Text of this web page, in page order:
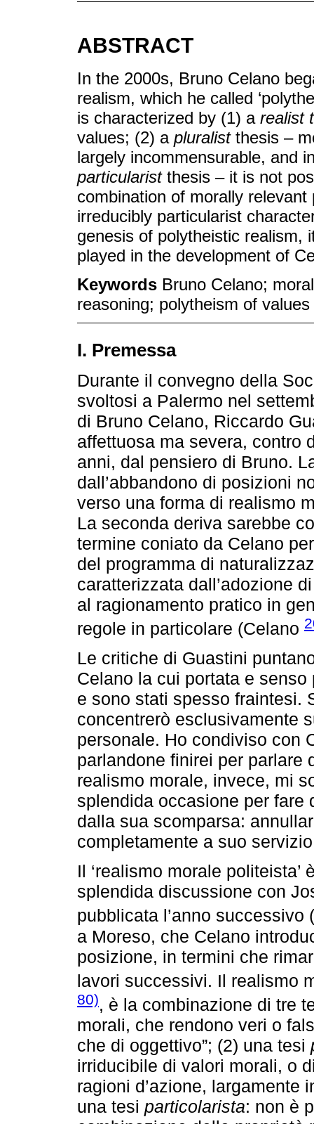
ABSTRACT
In the 2000s, Bruno Celano
realism, which he called
is characterized by (1) a realist
values; (2) a pluralist thesis –
largely incommensurable, and
particularist thesis – it is not
combination of morally
irreducibly particularist
genesis of polytheistic realism,
played in the development of
Keywords Bruno Celano;
reasoning; polytheism of values
I. Premessa
Durante il convegno della
svoltosi a Palermo nel
di Bruno Celano, Riccardo
affettuosa ma severa, contro
anni, dal pensiero di Bruno.
dall’abbandono di posizioni
verso una forma di realismo
La seconda deriva sarebbe
termine coniato da Celano
del programma di
caratterizzata dall’adozione
al ragionamento pratico in
regole in particolare (Celano
Le critiche di Guastini
Celano la cui portata e
e sono stati spesso fraintesi.
concentrerò esclusivamente
personale. Ho condiviso con
parlandone finirei per parlare
realismo morale, invece, mi
splendida occasione per fare
dalla sua scomparsa:
completamente a suo
Il ‘realismo morale
splendida discussione con
pubblicata l’anno successivo (
a Moreso, che Celano
posizione, in termini che
lavori successivi. Il realismo
80), è la combinazione di tre
morali, che rendono veri o
che di oggettivo”; (2) una tesi
irriducibile di valori morali, o
ragioni d’azione, largamente
una tesi particolarista: non è